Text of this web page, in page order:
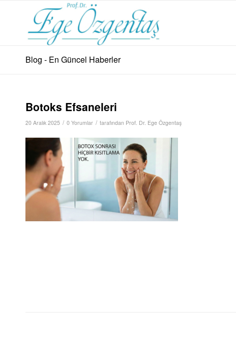
Blog - En Güncel Haberler
Botoks Efsaneleri
20 Aralık 2025 / 0 Yorumlar / tarafından Prof. Dr. Ege Özgentaş